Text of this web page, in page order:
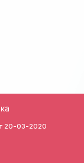
20-03-2020